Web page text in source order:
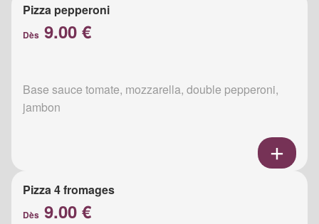
Pizza pepperoni
Dès 9.00 €
Base sauce tomate, mozzarella, double pepperoni,
jambon
Pizza 4 fromages
Dès 9.00 €